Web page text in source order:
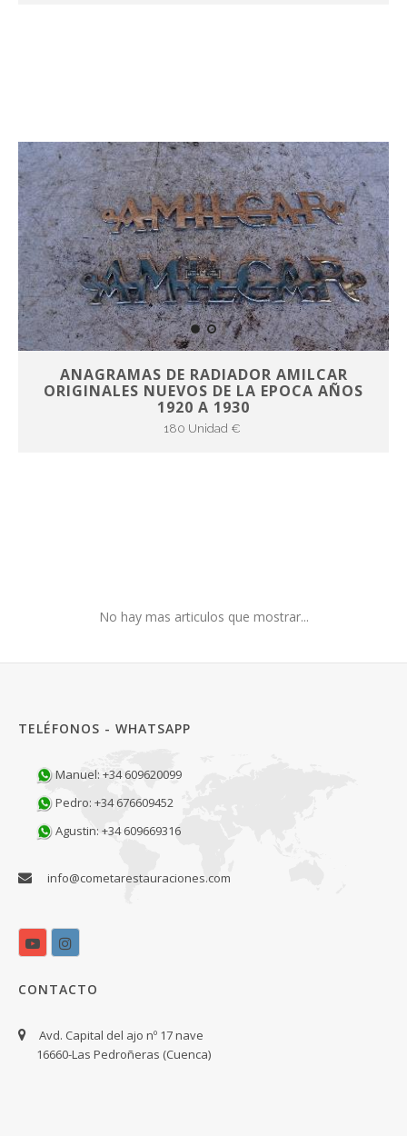
ANAGRAMAS DE RADIADOR AMILCAR
ORIGINALES NUEVOS DE LA EPOCA AÑOS
1920 A 1930
180 Unidad €
No hay mas articulos que mostrar...
TELÉFONOS - WHATSAPP
Manuel: +34 609620099
Pedro: +34 676609452
Agustin: +34 609669316
info@cometarestauraciones.com
CONTACTO
Avd. Capital del ajo nº 17 nave
16660-Las Pedroñeras (Cuenca)